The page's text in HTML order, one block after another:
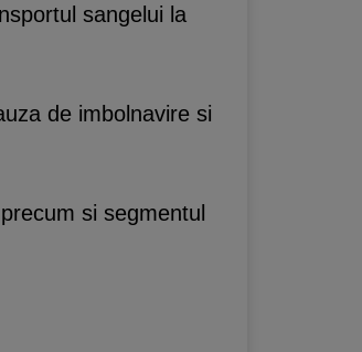
sangelui la
de imbolnavire si
si segmentul